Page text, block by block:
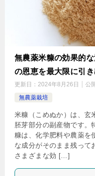
無農薬米糠の効果的
の恩恵を最大限に引
更新日： 2024年8月26日 公
無農薬栽培
米糠（こめぬか）は、玄
胚芽部分の副産物です。
糠は、化学肥料や農薬を
な成分がそのまま残って
さまざまな効 […]